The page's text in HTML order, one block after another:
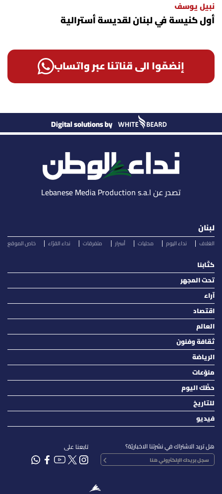
نبيل يوسف
أول كنيسة في لبنان لقديسة أسترالية
إنضمّوا الى قناتنا عبر واتساب
Digital solutions by
تصدر عن Lebanese Media Production s.a.l
لبنان
الغلاف نداء اليوم محليات أسرار متفرقات نداء القرّاء خاص الموقع
كتّابنا
تحت المجهر
آراء
اقتصاد
العالم
ثقافة وفنون
الرياضة
منوّعات
حظّك اليوم
للتاريخ
فيديو
هل تريد الاشتراك في نشرتنا الاخباريّة؟ تابعنا على